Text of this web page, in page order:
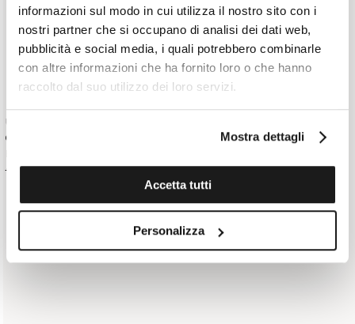
informazioni sul modo in cui utilizza il nostro sito con i
nostri partner che si occupano di analisi dei dati web,
pubblicità e social media, i quali potrebbero combinarle
con altre informazioni che ha fornito loro o che hanno
raccolto dal suo utilizzo dei loro servizi.
Mostra dettagli
Accetta tutti
Personalizza
ULTIME TAGLIE
GIROCOLLO CON TRECCE IN COTONE
€ 475,00
€ 332,00
COTONE E CASHMERE
ALTRI COLORI